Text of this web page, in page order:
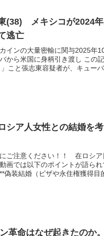
(38) メキシコが2024
逃亡
インの大量密輸に関与2025
バから米国に身柄引き渡し この
」こと張志東容疑者が、キューバ
シア人女性との結婚を
にご注意ください！！ 在ロシ
画では以下のポイントが語ら
偽装結婚（ビザや永住権獲得目
革命はなぜ起きたのか